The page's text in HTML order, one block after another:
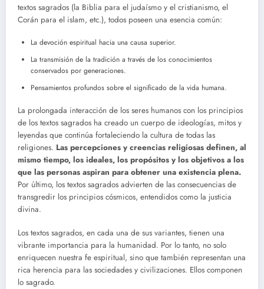
textos sagrados (la Biblia para el judaísmo y el cristianismo, el
Corán para el islam, etc.), todos poseen una esencia común:
La devoción espiritual hacia una causa superior.
La transmisión de la tradición a través de los conocimientos
conservados por generaciones.
Pensamientos profundos sobre el significado de la vida humana.
La prolongada interacción de los seres humanos con los principios
de los textos sagrados ha creado un cuerpo de ideologías, mitos y
leyendas que continúa fortaleciendo la cultura de todas las
religiones. Las percepciones y creencias religiosas definen, al
mismo tiempo, los ideales, los propósitos y los objetivos a los
que las personas aspiran para obtener una existencia plena.
Por último, los textos sagrados advierten de las consecuencias de
transgredir los principios cósmicos, entendidos como la justicia
divina.
Los textos sagrados, en cada una de sus variantes, tienen una
vibrante importancia para la humanidad. Por lo tanto, no solo
enriquecen nuestra fe espiritual, sino que también representan una
rica herencia para las sociedades y civilizaciones. Ellos componen
lo sagrado.